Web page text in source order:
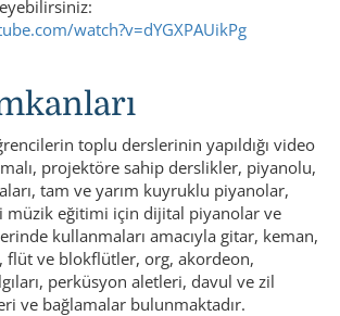
watch?v=dYGXPAUikPg
toplu derslerinin yapıldığı video
projektöre sahip derslikler, piyanolu,
tam ve yarım kuyruklu piyanolar,
müzik eğitimi için dijital piyanolar ve
kullanmaları amacıyla gitar, keman,
flüt ve blokflütler, org, akordeon,
perküsyon aletleri, davul ve zil
ve bağlamalar bulunmaktadır.